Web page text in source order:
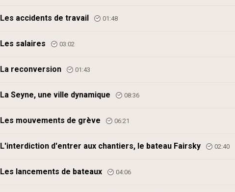
Les accidents de travail 01:48
Les salaires 03:02
La reconversion 01:43
La Seyne, une ville dynamique 08:36
Les mouvements de grève 06:21
L'interdiction d'entrer aux chantiers, le bateau Fairsky 02:40
Les lancements de bateaux 04:06